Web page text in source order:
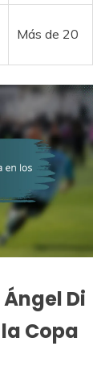
Más de 20
Di
Copa